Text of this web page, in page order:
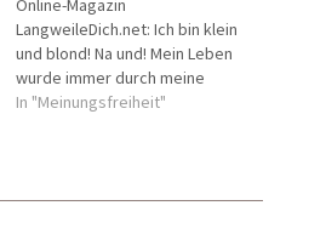
Online-Magazin
LangweileDich.net: Ich bin klein
und blond! Na und! Mein Leben
wurde immer durch meine
Körpergröße geprägt. Aber es
wenn man so klein ist?“. Diese
In "Meinungsfreiheit"